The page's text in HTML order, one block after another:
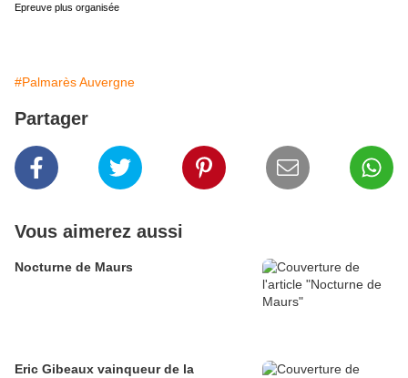
Epreuve plus organisée
#Palmarès Auvergne
Partager
Vous aimerez aussi
Nocturne de Maurs
Eric Gibeaux vainqueur de la